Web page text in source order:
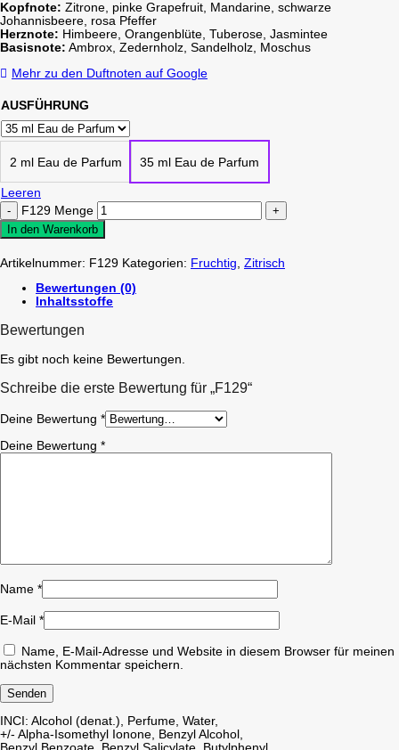
Kopfnote: Zitrone, pinke Grapefruit, Mandarine, schwarze
Johannisbeere, rosa Pfeffer
Herznote: Himbeere, Orangenblüte, Tuberose, Jasmintee
Basisnote: Ambrox, Zedernholz, Sandelholz, Moschus
Mehr zu den Duftnoten auf Google
AUSFÜHRUNG
2 ml Eau de Parfum 35 ml Eau de Parfum
Leeren
F129 Menge
In den Warenkorb
Artikelnummer: F129 Kategorien: Fruchtig Zitrisch
Bewertungen (0)
Inhaltsstoffe
Bewertungen
Es gibt noch keine Bewertungen.
Schreibe die erste Bewertung für „F129“
Deine Bewertung *
Deine Bewertung *
Name *
E-Mail *
Name, E-Mail-Adresse und Website in diesem Browser für meinen
nächsten Kommentar speichern.
INCI: Alcohol (denat.), Perfume, Water,
+/- Alpha-Isomethyl Ionone, Benzyl Alcohol,